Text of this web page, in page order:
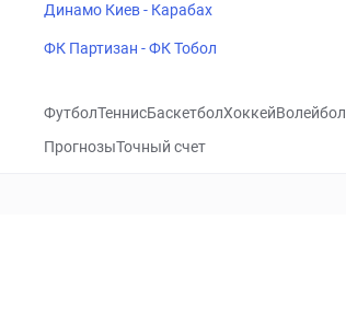
Динамо Киев - Карабах
ФК Партизан - ФК Тобол
ФутболТеннисБаскетболХоккейВолейбол
ПрогнозыТочный счет